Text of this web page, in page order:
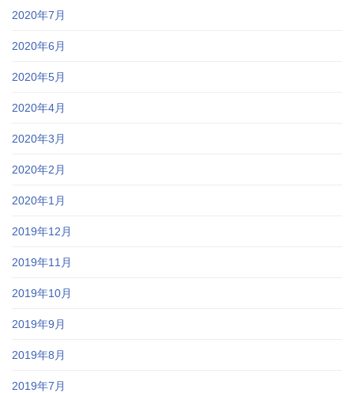
2020年7月
2020年6月
2020年5月
2020年4月
2020年3月
2020年2月
2020年1月
2019年12月
2019年11月
2019年10月
2019年9月
2019年8月
2019年7月